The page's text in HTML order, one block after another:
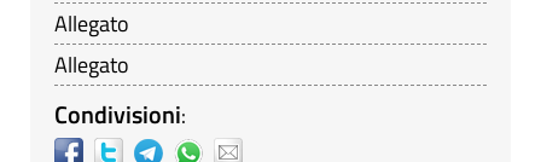
Allegato
Allegato
Condivisioni: